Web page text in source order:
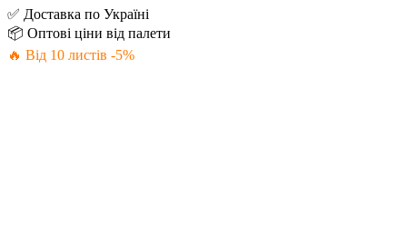
✅ Доставка по Україні
📦 Оптові ціни від палети
🔥 Від 10 листів -5%